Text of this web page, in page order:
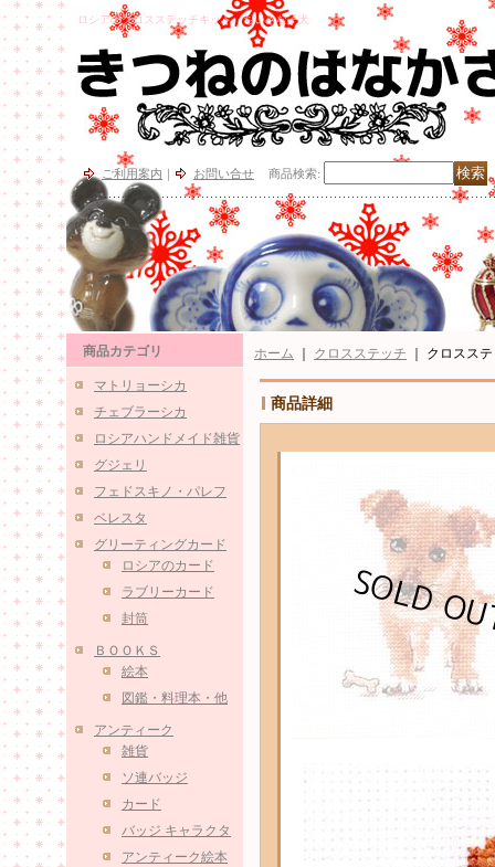
ロシアのクロスステッチキット、ちいさな子犬
ご利用案内 ｜ お問い合せ 商品検索:
商品カテゴリ
マトリョーシカ
チェブラーシカ
ロシアハンドメイド雑貨
グジェリ
フェドスキノ・パレフ
ベレスタ
グリーティングカード
ロシアのカード
ラブリーカード
封筒
ＢＯＯＫＳ
絵本
図鑑・料理本・他
アンティーク
雑貨
ソ連バッジ
カード
バッジ キャラクタ
アンティーク絵本
ホーム クロスステッチ クロスス
商品詳細